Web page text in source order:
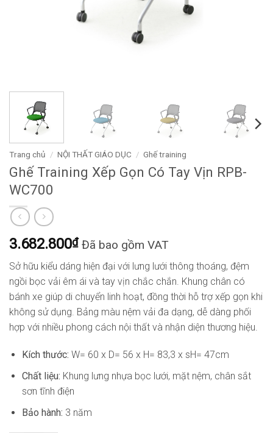
Trang chủ / NỘI THẤT GIÁO DỤC / Ghế training
Ghế Training Xếp Gọn Có Tay Vịn RPB-
WC700
3.682.800₫ Đã bao gồm VAT
Sở hữu kiểu dáng hiện đại với lưng lưới thông thoáng, đệm
ngồi bọc vải êm ái và tay vịn chắc chắn. Khung chân có
bánh xe giúp di chuyển linh hoạt, đồng thời hỗ trợ xếp gọn khi
không sử dụng. Bảng màu nệm vải đa dạng, dễ dàng phối
hợp với nhiều phong cách nội thất và nhận diện thương hiệu.
Kích thước: W= 60 x D= 56 x H= 83,3 x sH= 47cm
Chất liệu: Khung lưng nhựa bọc lưới, mặt nệm, chân sắt
sơn tĩnh điện
Bảo hành: 3 năm